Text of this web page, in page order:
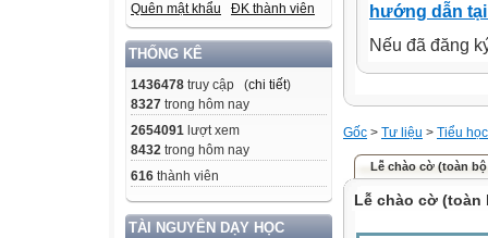
Quên mật khẩu ĐK thành viên
THỐNG KÊ
1436478 truy cập (chi tiết)
8327 trong hôm nay
2654091 lượt xem
8432 trong hôm nay
616 thành viên
TÀI NGUYÊN DẠY HỌC
hướng dẫn
Nếu đã đăng
Gốc > Tư liệu > Tiểu học
Lễ chào cờ (toàn
Lễ chào cờ (toàn